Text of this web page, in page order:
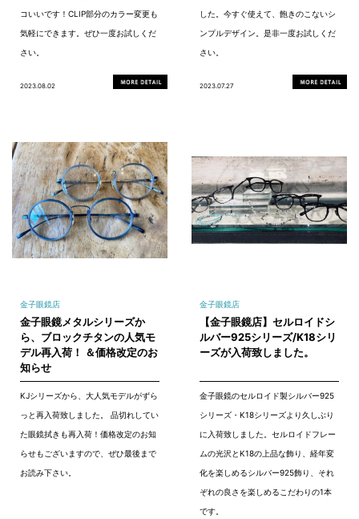
コいいです！CLIP部分のカラー変更も
気軽にできます。ぜひ一度お試しくだ
さい。
2023.08.02
した。今すぐ使えて、飽きのこないシ
ンプルデザイン。是非一度お試しくだ
さい。
2023.07.27
金子眼鏡店
金子眼鏡メタルシリーズか
ら、ブロックチタンの人気モ
デル再入荷！ ＆価格改定のお
知らせ
KJシリーズから、大人気モデルがずら
っと再入荷致しました。 品切れしてい
た眼鏡拭きも再入荷！価格改定のお知
らせもございますので、ぜひ最後まで
お読み下さい。
金子眼鏡店
【金子眼鏡店】セルロイドシ
ルバー925シリーズ/K18シリ
ーズが入荷致しました。
金子眼鏡のセルロイド製シルバー925
シリーズ・K18シリーズより久しぶり
に入荷致しました。セルロイドフレー
ムの光沢とK18の上品な飾り、経年変
化を楽しめるシルバー925飾り、それ
ぞれの良さを楽しめるこだわりの1本
です。